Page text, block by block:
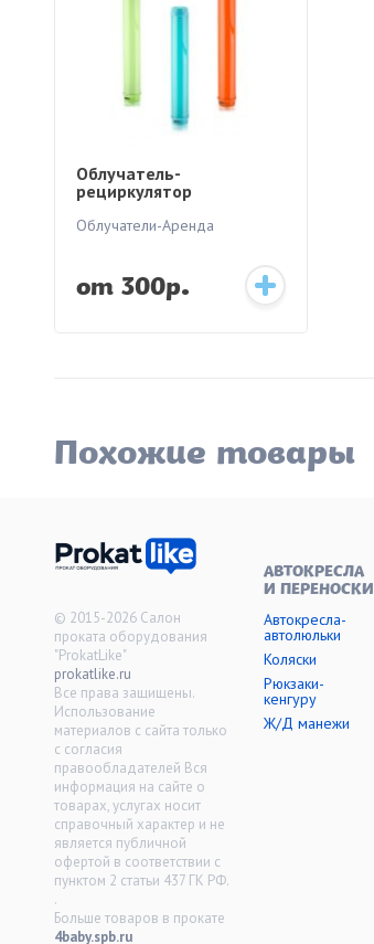
Облучатель-
рециркулятор
медицинский Армед
CH111-115 (пластик
Облучатели-Аренда
от 300р.
Похожие товары
© 2015-2026 Салон
проката оборудования
"ProkatLike"
prokatlike.ru
Все права защищены.
Использование
материалов с сайта только
с согласия
правообладателей Вся
информация на сайте о
товарах, услугах носит
справочный характер и не
является публичной
офертой в соответствии с
пунктом 2 статьи 437 ГК РФ.
.
Больше товаров в прокате
4baby.spb.ru
АВТОКРЕСЛА
И ПЕРЕНОСКИ
Автокресла-
автолюльки
Коляски
Рюкзаки-
кенгуру
Ж/Д манежи